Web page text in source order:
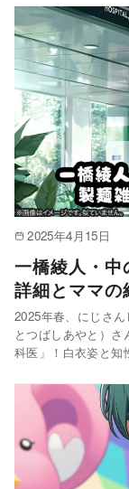
2025年4月15日
一橋綾人・
詳細とママの
2025年春、にじさ
とつばしあやと）
科医」！白衣姿と